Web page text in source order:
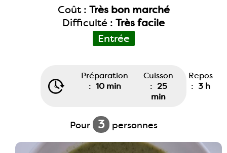
Coût : Très bon marché
Difficulté : Très facile
Entrée
Préparation
: 10 min
Cuisson
: 25
min
Repos
: 3 h
Pour 3 personnes